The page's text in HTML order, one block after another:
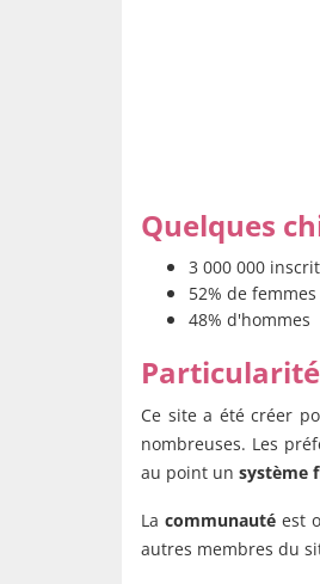
Quelques
3 000 000
52% de femmes
48% d'hommes
Ce site a été créer
nombreuses. Les
au point un système
Lacommunauté est
autres membres du